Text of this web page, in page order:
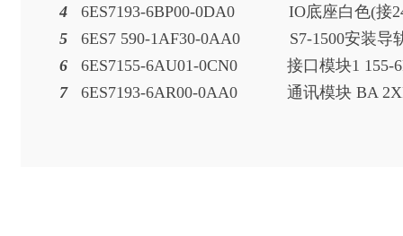
4 6ES7193-6BP00-0DA0
IO底座白
5 6ES7 590-1AF30-0AA0
S7-1500安装
6 6ES7155-6AU01-0CN0 接口模块1
76ES7193-6AR00-0AA0 通讯模块